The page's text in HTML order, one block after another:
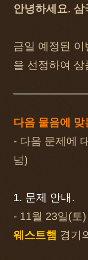
안녕하세요. 삼
금일 예정된
을 선정하여
다음 물음에
- 다음 문제에
넘)
1. 문제 안내.
- 11월 23일(토
웨스트햄 경기